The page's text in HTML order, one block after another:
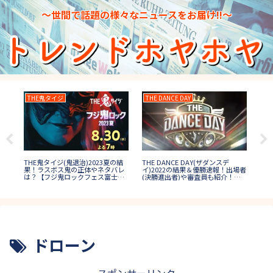
～世間で話題の様々なニュースをお届け!!～
THE鬼タイジ
THE鬼タイジ(鬼退治)2023夏の結
果！ラスボス鬼の正体やネタバレ
は？【フジ鬼ロックフェス富士
THE DANCE DAY
THE DANCE DAY(ザダンスデ
イ)2022の結果＆優勝速報！出場者
(決勝進出者)や審査員も紹介！
ドローン